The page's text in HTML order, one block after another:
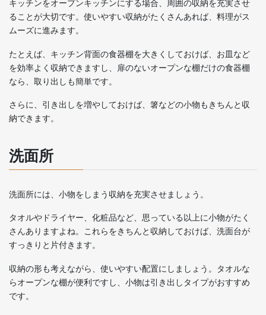
キッチンをオープンキッチンにする場合、周囲の収納を充実させ
ることが大切です。使いやすい収納がたくさんあれば、料理がス
ムーズに進みます。
たとえば、キッチン背面の食器棚を大きくしておけば、お皿など
を効率よく収納できますし、扉のないオープンな棚だけの食器棚
なら、取り出しも簡単です。
さらに、引き出しを増やしておけば、箸などの小物もきちんと収
納できます。
洗面所
洗面所には、小物をしまう収納を充実させましょう。
タオルやドライヤー、化粧品など、思っている以上に小物がたく
さんありますよね。これらをきちんと収納しておけば、洗面台が
すっきりと片付きます。
収納の形も考えながら、使いやすい配置にしましょう。タオルな
らオープンな棚が便利ですし、小物は引き出しタイプがおすすめ
です。